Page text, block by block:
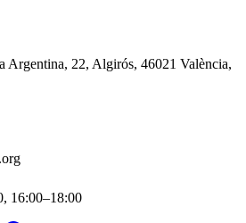
Argentina, 22, Algirós, 46021 València,
16:00–18:00